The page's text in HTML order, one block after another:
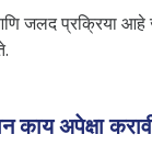
जलद प्रक्रिया आहे
काय अपेक्षा